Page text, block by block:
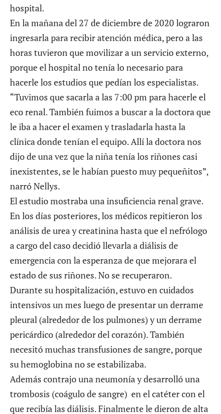
hospital.
En la mañana del 27 de diciembre de 2020 lograron
ingresarla para recibir atención médica, pero a las
horas tuvieron que movilizar a un servicio externo,
porque el hospital no tenía lo necesario para
hacerle los estudios que pedían los especialistas.
“Tuvimos que sacarla a las 7:00 pm para hacerle el
eco renal. También fuimos a buscar a la doctora que
le iba a hacer el examen y trasladarla hasta la
clínica donde tenían el equipo. Allí la doctora nos
dijo de una vez que la niña tenía los riñones casi
inexistentes, se le habían puesto muy pequeñitos”,
narró Nellys.
El estudio mostraba una insuficiencia renal grave.
En los días posteriores, los médicos repitieron los
análisis de urea y creatinina hasta que el nefrólogo
a cargo del caso decidió llevarla a diálisis de
emergencia con la esperanza de que mejorara el
estado de sus riñones. No se recuperaron.
Durante su hospitalización, estuvo en cuidados
intensivos un mes luego de presentar un derrame
pleural (alrededor de los pulmones) y un derrame
pericárdico (alrededor del corazón). También
necesitó muchas transfusiones de sangre, porque
su hemoglobina no se estabilizaba.
Además contrajo una neumonía y desarrolló una
trombosis (coágulo de sangre) en el catéter con el
que recibía las diálisis. Finalmente le dieron de alta